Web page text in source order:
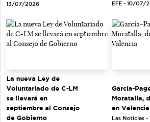
13/07/2026
EFE - 10/07/
La nueva Ley de
Voluntariado de C-LM
se llevará en
septiembre al Consejo
de Gobierno
García-
Moratalla,
en Valencia
Las Noticias